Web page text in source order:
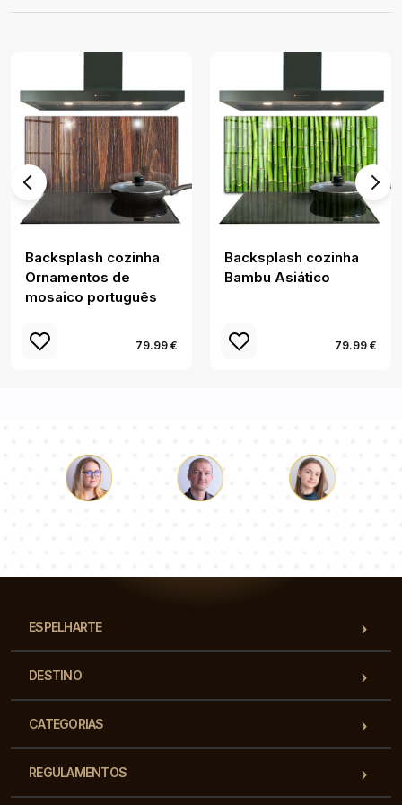
Backsplash cozinha
Ornamentos de
mosaico português
79.99 €
Backsplash cozinha
Bambu Asiático
79.99 €
ESPELHARTE
DESTINO
CATEGORIAS
REGULAMENTOS